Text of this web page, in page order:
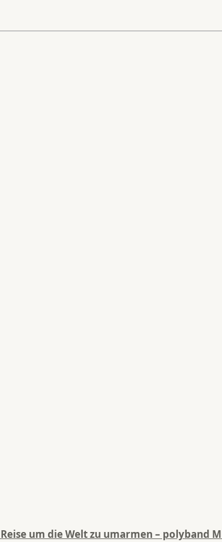
um die Welt zu umarmen – polyband